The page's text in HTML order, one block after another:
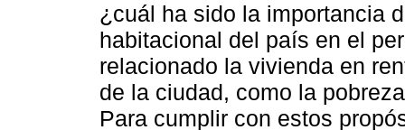
¿cuál ha sido la importancia
habitacional del país en el
relacionado la vivienda en
de la ciudad, como la
Para cumplir con estos